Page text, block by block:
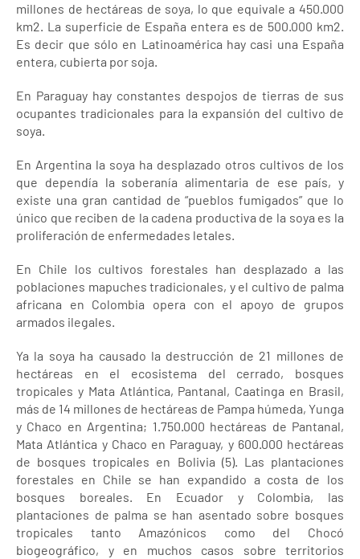
millones de hectáreas de soya, lo que equivale a 450.000
km2. La superficie de España entera es de 500.000 km2.
Es decir que sólo en Latinoamérica hay casi una España
entera, cubierta por soja.
En Paraguay hay constantes despojos de tierras de sus
ocupantes tradicionales para la expansión del cultivo de
soya.
En Argentina la soya ha desplazado otros cultivos de los
que dependía la soberanía alimentaria de ese país, y
existe una gran cantidad de “pueblos fumigados” que lo
único que reciben de la cadena productiva de la soya es la
proliferación de enfermedades letales.
En Chile los cultivos forestales han desplazado a las
poblaciones mapuches tradicionales, y el cultivo de palma
africana en Colombia opera con el apoyo de grupos
armados ilegales.
Ya la soya ha causado la destrucción de 21 millones de
hectáreas en el ecosistema del cerrado, bosques
tropicales y Mata Atlántica, Pantanal, Caatinga en Brasil,
más de 14 millones de hectáreas de Pampa húmeda, Yunga
y Chaco en Argentina; 1.750.000 hectáreas de Pantanal,
Mata Atlántica y Chaco en Paraguay, y 600.000 hectáreas
de bosques tropicales en Bolivia (5). Las plantaciones
forestales en Chile se han expandido a costa de los
bosques boreales. En Ecuador y Colombia, las
plantaciones de palma se han asentado sobre bosques
tropicales tanto Amazónicos como del Chocó
biogeográfico, y en muchos casos sobre territorios